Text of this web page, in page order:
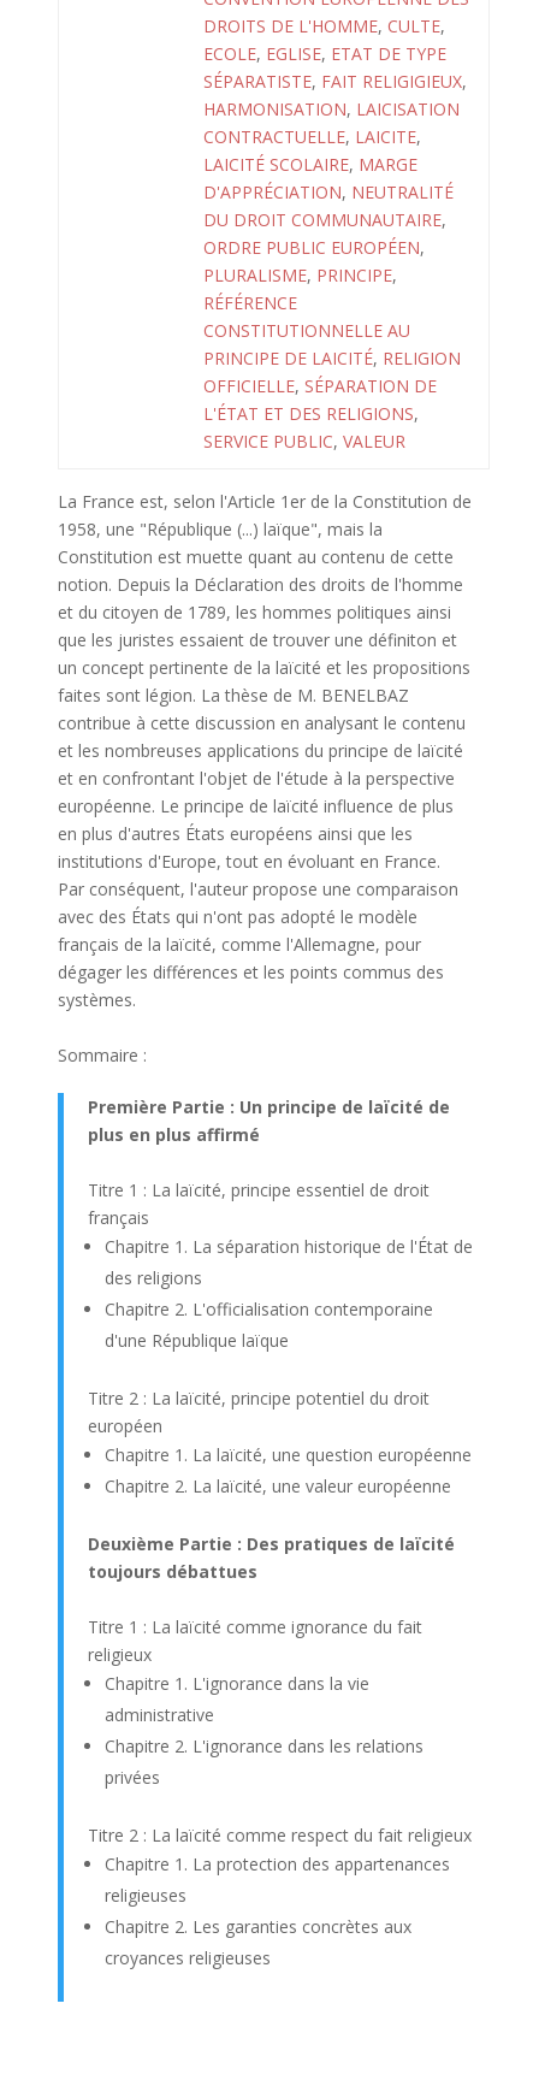
DROITS DE L'HOMME, CULTE,
ECOLE, EGLISE, ETAT DE TYPE
SÉPARATISTE, FAIT RELIGIGIEUX,
HARMONISATION, LAICISATION
CONTRACTUELLE, LAICITE,
LAICITÉ SCOLAIRE, MARGE
D'APPRÉCIATION, NEUTRALITÉ
DU DROIT COMMUNAUTAIRE,
ORDRE PUBLIC EUROPÉEN,
PLURALISME, PRINCIPE,
RÉFÉRENCE
CONSTITUTIONNELLE AU
PRINCIPE DE LAICITÉ, RELIGION
OFFICIELLE, SÉPARATION DE
L'ÉTAT ET DES RELIGIONS,
SERVICE PUBLIC, VALEUR
La France est, selon l'Article 1er de la Constitution de
1958, une "République (...) laïque", mais la
Constitution est muette quant au contenu de cette
notion. Depuis la Déclaration des droits de l'homme
et du citoyen de 1789, les hommes politiques ainsi
que les juristes essaient de trouver une définiton et
un concept pertinente de la laïcité et les propositions
faites sont légion. La thèse de M. BENELBAZ
contribue à cette discussion en analysant le contenu
et les nombreuses applications du principe de laïcité
et en confrontant l'objet de l'étude à la perspective
européenne. Le principe de laïcité influence de plus
en plus d'autres États européens ainsi que les
institutions d'Europe, tout en évoluant en France.
Par conséquent, l'auteur propose une comparaison
avec des États qui n'ont pas adopté le modèle
français de la laïcité, comme l'Allemagne, pour
dégager les différences et les points commus des
systèmes.
Sommaire :
Première Partie : Un principe de laïcité de
plus en plus affirmé
Titre 1 : La laïcité, principe essentiel de droit
français
Chapitre 1. La séparation historique de l'État de
des religions
Chapitre 2. L'officialisation contemporaine
d'une République laïque
Titre 2 : La laïcité, principe potentiel du droit
européen
Chapitre 1. La laïcité, une question européenne
Chapitre 2. La laïcité, une valeur européenne
Deuxième Partie : Des pratiques de laïcité
toujours débattues
Titre 1 : La laïcité comme ignorance du fait
religieux
Chapitre 1. L'ignorance dans la vie
administrative
Chapitre 2. L'ignorance dans les relations
privées
Titre 2 : La laïcité comme respect du fait religieux
Chapitre 1. La protection des appartenances
religieuses
Chapitre 2. Les garanties concrètes aux
croyances religieuses